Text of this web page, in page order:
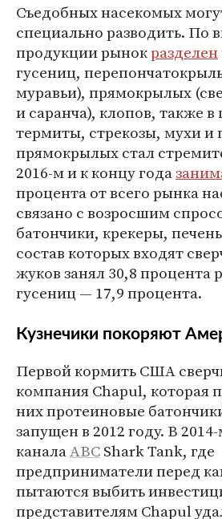
Съедобных насекомых
специально разводить. По
продукции рынокразделен
гусениц,
муравьи), прямокрылых
и саранча), клопов, также
термиты, стрекозы, мухи и
прямокрылых стал
2016-м и к концу года
процента от всего рынка
связано с возросшим
батончики, крекеры,
состав которых входят
жуков занял 30,8 процента
гусениц — 17,9 процента.
Кузнечики покоряют
Первой кормить США
компания Chapul, которая
них протеиновые
запущен в 2012 году. В
каналаABCShark Tank, где
предприниматели перед
пытаются выбить
представителям Chapul